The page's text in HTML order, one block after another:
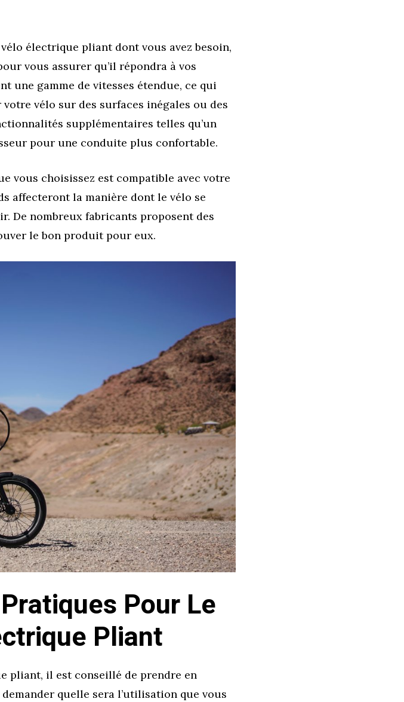
électrique pliant dont vous avez besoin,
vous assurer qu’il répondra à vos
une gamme de vitesses étendue, ce qui
vélo sur des surfaces inégales ou des
supplémentaires telles qu’un
pour une conduite plus confortable.
vous choisissez est compatible avec votre
affecteront la manière dont le vélo se
De nombreux fabricants proposent des
le bon produit pour eux.
Pour Le
Pliant
pliant, il est conseillé de prendre en
quelle sera l’utilisation que vous